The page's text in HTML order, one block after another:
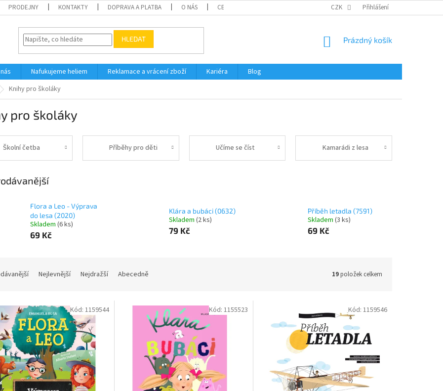
PRODEJNY KONTAKTY DOPRAVA A PLATBA O NÁS CERTIFIKÁTY A NÁVODY OBCHODNÍ PODMÍNKY OCHRANA OSOBNÍCH
CZK Přihlášení
HLEDAT
NÁKUPNÍ
Prázdný košík
Nafukujeme heliem Reklamace a vrácení zboží Kariéra
Blog
Knihy pro školáky
pro školáky
Školní četba Příběhy pro děti Učíme se číst Kamarádi z lesa
Flora a Leo - Výprava
do lesa (2020)
Skladem (6 ks)
69 Kč
Klára a bubáci (0632)
Skladem (2 ks)
79 Kč
Příběh letadla (7591)
Skladem (3 ks)
69 Kč
Nejlevnější Nejdražší Abecedně 19položek celkem
Kód: 1159544 Kód: 1155523 Kód: 1159546